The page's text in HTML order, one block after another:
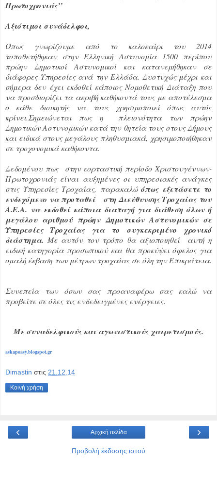
Πρωτοχρονιάς’’
Αξιότιμοι συνάδελφοι,
Όπως γνωρίζουμε από το καλοκαίρι του 2014
τοποθετήθηκαν στην Ελληνική Αστυνομία 1500 περίπου
πρώην Δημοτικοί Αστυνομικοί και κατανεμήθηκαν σε
διάφορες Υπηρεσίες ανά την Ελλάδα. Δυστυχώς μέχρι και
σήμερα δεν έχει εκδοθεί κάποιος Νομοθετική Διάταξη που
να προσδιορίζει τα ακριβή καθήκοντά τους με αποτέλεσμα
ο κάθε διοικητής να τους χρησιμοποιεί όπως αυτός
κρίνει.Σημειώνεται πως η πλειονότητα των πρώην
Δημοτικών Αστυνομικών κατά την θητεία τους στους Δήμους
και ειδικά στους μεγάλους πληθυσμιακά, χρησιμοποιήθηκαν
σε τροχονομικά καθήκοντα.
Δεδομένου πως στην εορταστική περίοδο Χριστουγέννων-
Πρωτοχρονιάς είναι αυξημένες οι υπηρεσιακές ανάγκες
στις Υπηρεσίες Τροχαίας, παρακαλώ όπως εξετάσετε το
ενδεχόμενο να προταθεί στη Διεύθυνσης Τροχαίας του
Α.Ε.Α. να εκδοθεί κάποια διαταγή για διάθεσηόλωνή
μεγάλου αριθμού πρώην Δημοτικών Αστυνομικών σε
Υπηρεσίες Τροχαίας για το συγκεκριμένο χρονικό
διάστημα. Με αυτόν τον τρόπο θα αξιοποιηθεί αυτή η
ειδική κατηγορία προσωπικού και θα προκύψει όφελος για
ομαλή έκβαση των μέτρων τροχαίας σε όλη την Επικράτεια.
Συνεπεία των όσων σας προαναφέρω σας καλώ να
προβείτε σε όλες τις ενδεδειγμένες ενέργειες.
Με συναδελφικούς και αγωνιστικούς χαιρετισμούς.
askapoasy.blogspot.gr
Dimastin στις 21.12.14
Κοινή χρήση
‹ ›
Αρχική σελίδα
Προβολή έκδοσης ιστού